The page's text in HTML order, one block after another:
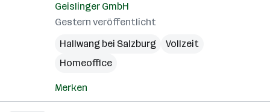
Geislinger GmbH
Gestern veröffentlicht
Hallwang bei Salzburg
Vollzeit
Homeoffice
Merken